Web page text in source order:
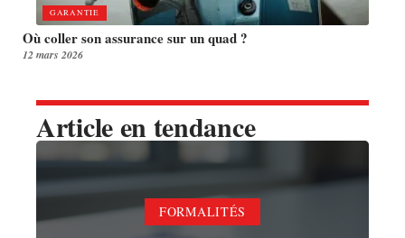
GARANTIE
Où coller son assurance sur un quad ?
12 mars 2026
Article en tendance
FORMALITÉS